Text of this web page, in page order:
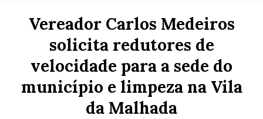
Educação Educação Política Política
Agricultura Política
Vereador Carlos Medeiros
solicita redutores de
velocidade para a sede do
município e limpeza na Vila
da Malhada